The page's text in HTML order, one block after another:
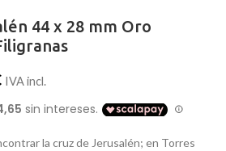
44 x 28 mm Oro
IVA incl.
la cruz de Jerusalén; en Torres